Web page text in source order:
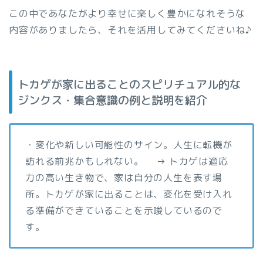
この中であなたがより幸せに楽しく豊かになれそうな
内容がありましたら、それを活用してみてくださいね♪
トカゲが家に出ることのスピリチュアル的な
ジンクス・集合意識の例と説明を紹介
・変化や新しい可能性のサイン。人生に転機が
訪れる前兆かもしれない。 → トカゲは適応
力の高い生き物で、家は自分の人生を表す場
所。トカゲが家に出ることは、変化を受け入れ
る準備ができていることを示唆しているので
す。